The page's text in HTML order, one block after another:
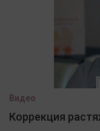
Видео
Коррекция